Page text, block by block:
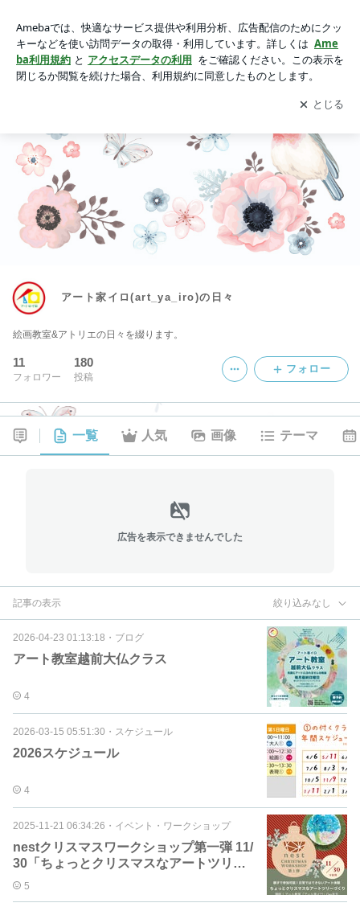
アプリをダウンロードして ブログの更新通知
を受け取りまし
ょう。
開く
アート家イロ(art_ya_iro)の日々
絵画教室&アトリエの日々を綴ります。
11
フォロワー
180
投稿
フォロー
一覧 人気 画像 テーマ
広告を表示できませんでした
記事の表示 絞り込みなし
2026-04-23 01:13:18 ・ ブログ
アート教室越前大仏クラス
4
2026-03-15 05:51:30 ・ スケジュール
2026スケジュール
4
2025-11-21 06:34:26 ・ イベント・ワークショップ
nestクリスマスワークショップ第一弾 11/
30「ちょっとクリスマスなアートツリ
ー」
5